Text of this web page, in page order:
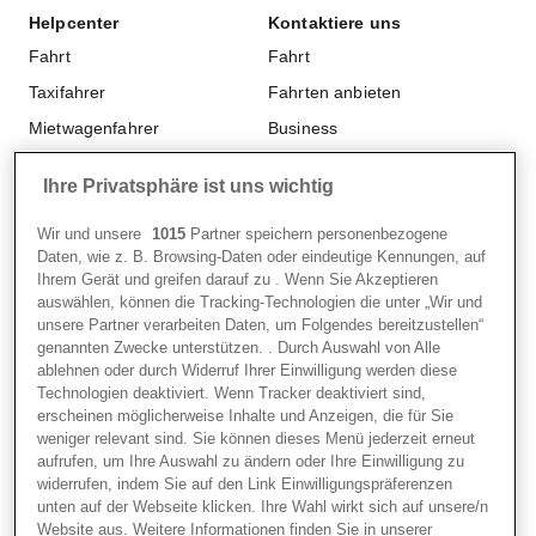
Freenow Plus
Sicherheit
Studentenrabatt
Modern Slavery Statement
Helpcenter
Fahrt
Taxifahrer
Mietwagenfahrer
Kontaktiere uns
Fahrt
Fahrten anbieten
Business
Hier findest du uns
Neumühlen 19
22763 Hamburg
Cookie Settings:
Einwilligungspräferenzen
Durch Europa
Ihre Privatsphäre ist uns wichtig
Wir und unsere 1015Partner speichern personenbezogene
Daten, wie z. B. Browsing-Daten oder eindeutige Kennungen, auf
Ihrem Gerät und greifen darauf zu . Wenn Sie Akzeptieren
auswählen, können die Tracking-Technologien die unter „Wir und
unsere Partner verarbeiten Daten, um Folgendes bereitzustellen“
genannten Zwecke unterstützen. . Durch Auswahl von Alle
ablehnen oder durch Widerruf Ihrer Einwilligung werden diese
Technologien deaktiviert. Wenn Tracker deaktiviert sind,
erscheinen möglicherweise Inhalte und Anzeigen, die für Sie
weniger relevant sind. Sie können dieses Menü jederzeit erneut
aufrufen, um Ihre Auswahl zu ändern oder Ihre Einwilligung zu
widerrufen, indem Sie auf den Link Einwilligungspräferenzen
unten auf der Webseite klicken. Ihre Wahl wirkt sich auf unsere/n
Website aus. Weitere Informationen finden Sie in unserer